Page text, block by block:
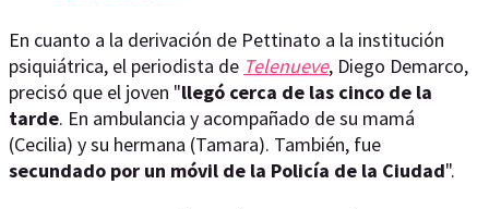
En cuanto a la derivación de Pettinato a la institución
psiquiátrica, el periodista de Telenueve, Diego Demarco,
precisó que el joven "llegó cerca de las cinco de la
tarde. En ambulancia y acompañado de su mamá
(Cecilia) y su hermana (Tamara). También, fue
secundado por un móvil de la Policía de la Ciudad".